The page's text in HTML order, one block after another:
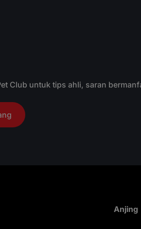
Club untuk tips ahli, saran
Anjing